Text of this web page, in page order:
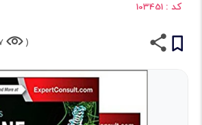
کد : 103451
(